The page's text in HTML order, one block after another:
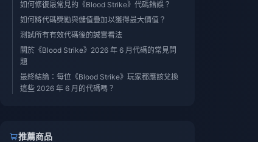
如何修復最常見的《Blood Strike》代碼錯誤？
如何將代碼獎勵與儲值疊加以獲得最大價值？
測試所有有效代碼後的誠實看法
關於《Blood Strike》2026 年 6 月代碼的常見問
題
最終結論：每位《Blood Strike》玩家都應該兌換
這些 2026 年 6 月的代碼嗎？
推薦商品